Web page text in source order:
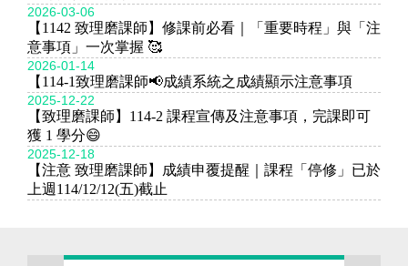
2026-03-06
【1142 致理磨課師】修課前必看｜「重要時程」與「注
意事項」一次掌握 🥰
2026-01-14
【114-1致理磨課師📢成績系統之成績顯示注意事項
2025-12-22
【致理磨課師】114-2 課程宣傳及注意事項，完課即可
獲 1 學分😄
2025-12-18
【注意 致理磨課師】成績申覆提醒｜課程「停修」已於
上週114/12/12(五)截止